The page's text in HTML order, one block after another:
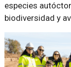
especies
biodiversidad y